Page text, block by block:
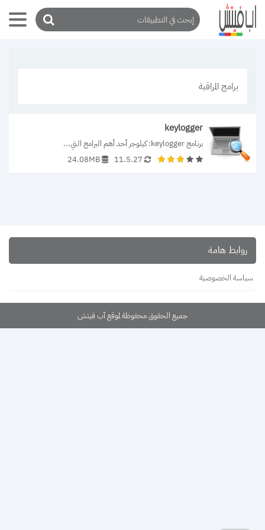
برامج المراقبة
keylogger
برنامج keylogger: كيلوجر أحد أهم البرامج التي...
11.5.27
24.08MB
روابط هامة
سياسة الخصوصية
جميع الحقوق محفوظة لموقع آب فيتش